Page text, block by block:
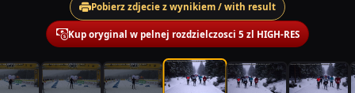
Pobierz zdjecie z wynikiem / with result
Kup oryginal w pelnej rozdzielczosci 5 zl HIGH-RES